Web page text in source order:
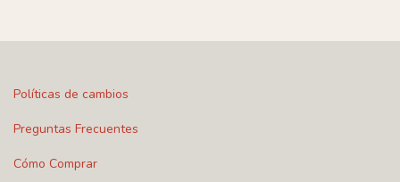
Políticas de cambios
Preguntas Frecuentes
Cómo Comprar